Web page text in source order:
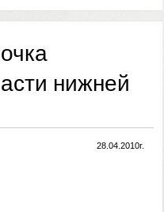
нижней
28.04.2010г.